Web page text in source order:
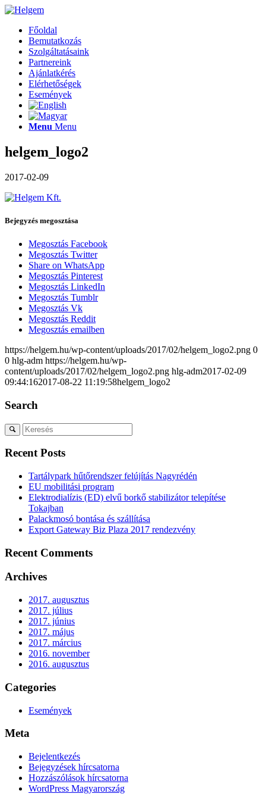
Főoldal
Bemutatkozás
Szolgáltatásaink
Partnereink
Ajánlatkérés
Elérhetőségek
Események
Menu Menu
helgem_logo2
2017-02-09
Bejegyzés megosztása
Megosztás Facebook
Megosztás Twitter
Share on WhatsApp
Megosztás Pinterest
Megosztás LinkedIn
Megosztás Tumblr
Megosztás Vk
Megosztás Reddit
Megosztás emailben
https://helgem.hu/wp-content/uploads/2017/02/helgem_logo2.png 0
0 hlg-adm https://helgem.hu/wp-
content/uploads/2017/02/helgem_logo2.png hlg-adm2017-02-09
09:44:162017-08-22 11:19:58helgem_logo2
Search
Recent Posts
Tartálypark hűtőrendszer felújítás Nagyrédén
EU mobilitási program
Elektrodialízis (ED) elvű borkő stabilizátor telepítése
Tokajban
Palackmosó bontása és szállítása
Export Gateway Biz Plaza 2017 rendezvény
Recent Comments
Archives
2017. augusztus
2017. július
2017. június
2017. május
2017. március
2016. november
2016. augusztus
Categories
Események
Meta
Bejelentkezés
Bejegyzések hírcsatorna
Hozzászólások hírcsatorna
WordPress Magyarország